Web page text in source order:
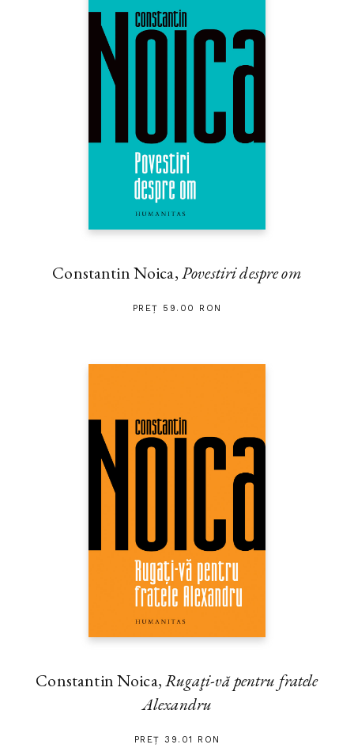
Constantin Noica,Povestiri despre om
PREȚ 59.00 RON
Constantin Noica,Rugaţi-vă pentru fratele
Alexandru
PREȚ 39.01 RON